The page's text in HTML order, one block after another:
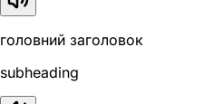
головний заголовок
subheading